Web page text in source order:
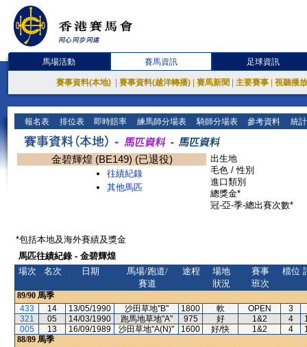
馬場活動 賽馬資訊 足球資訊
賽事資料(本地) 賽事資料(越洋轉播) 賽馬新聞 主要賽事 視聽播
報名表 排位表 即時賠率 練馬師分場表 騎師分場表 參考資料 統
金碧輝煌 (BE149) (已退役)
往績紀錄
其他馬匹
出生地
毛色 / 性別
進口類別
總獎金*
冠-亞-季-總出賽次數*
*包括本地及海外賽績及獎金
馬匹往績紀錄 - 金碧輝煌
場次
名次 日期
馬場/跑道/
賽道
途程
場地
狀況
賽事
班次
檔位
89/90 馬季
433
14 13/05/1990 沙田草地"B" 1800 軟 OPEN
3
321
05 14/03/1990 跑馬地草地"A" 975 好 1&2 4
005
13 16/09/1989 沙田草地"A(N)" 1600 好/快 1&2 4
88/89 馬季